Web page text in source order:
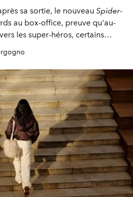
sa sortie, le nouveau Spider-
au box-office, preuve qu'au-
les super-héros, certains
de susciter une ferveur intacte.